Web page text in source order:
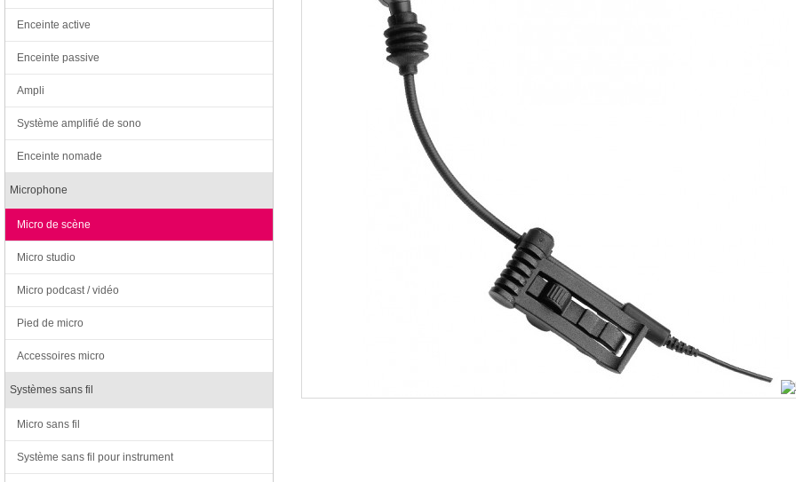
Enceinte active
Enceinte passive
Ampli
Système amplifié de sono
Enceinte nomade
Microphone
Micro de scène
Micro studio
Micro podcast / vidéo
Pied de micro
Accessoires micro
Systèmes sans fil
Micro sans fil
Système sans fil pour instrument